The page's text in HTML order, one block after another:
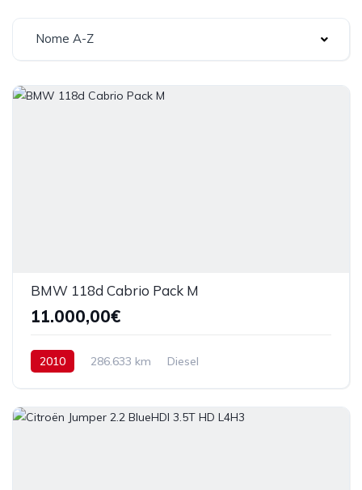
Nome A-Z
BMW 118d Cabrio Pack M
11.000,00€
2010 286.633 km Diesel